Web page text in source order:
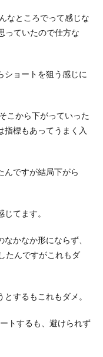
なところでって感じな
っていたので仕方な
ショートを狙う感じに
こから下がっていった
指標もあってうまく入
んですが結局下がら
てます。
かなか形にならず、
たんですがこれもダ
するもこれもダメ。
トするも、避けられず